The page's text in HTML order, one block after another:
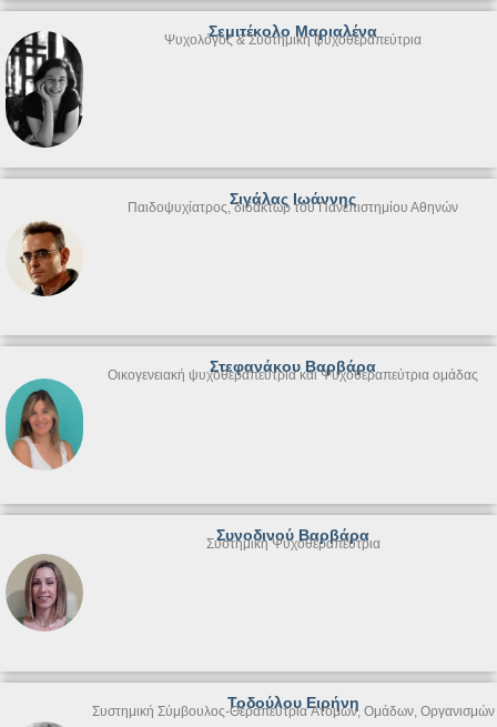
Σεμιτέκολο Μαριαλένα
Ψυχολόγος & Συστημική ψυχοθεραπεύτρια
Σιγάλας Ιωάννης
Παιδοψυχίατρος, διδάκτωρ του Πανεπιστημίου Αθηνών
Στεφανάκου Βαρβάρα
Οικογενειακή ψυχοθεραπεύτρια και Ψυχοθεραπεύτρια ομάδας
Συνοδινού Βαρβάρα
Συστημική Ψυχοθεραπεύτρια
Τοδούλου ΕιρήνηΣυστημική Σύμβουλος-Θεραπεύτρια Ατόμων, Ομάδων, Οργανισμών